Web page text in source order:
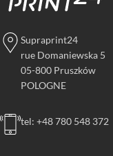
Supraprint24
rue Domaniewska 5
05-800 Pruszków
POLOGNE
tel: +48 780 548 372